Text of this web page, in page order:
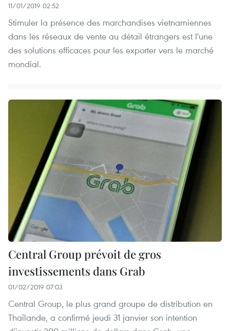
11/01/2019 02:52
Stimuler la présence des marchandises vietnamiennes
dans les réseaux de vente au détail étrangers est l'une
des solutions efficaces pour les exporter vers le marché
mondial.
Central Group prévoit de gros
investissements dans Grab
01/02/2019 07:03
Central Group, le plus grand groupe de distribution en
Thaïlande, a confirmé jeudi 31 janvier son intention